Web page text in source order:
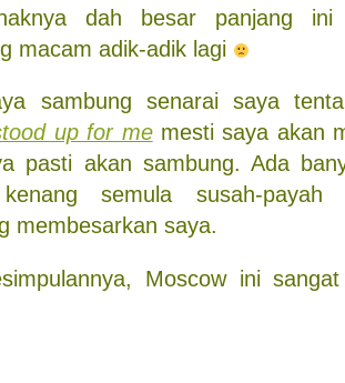
dah besar panjang
macam adik-adik lagi
sambung senarai saya
up for memesti saya akan
pasti akan sambung. Ada
kenang semula susah-
membesarkan saya.
Moscow ini